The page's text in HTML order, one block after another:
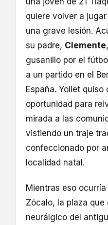
quiere volver a
una grave lesión.
su padre, Clemente
gusanillo por el
a un partido en el
España. Yollet
oportunidad para
mirada a las
vistiendo un traje
confeccionado por
localidad natal.
Mientras eso
Zócalo, la plaza que
neurálgico del